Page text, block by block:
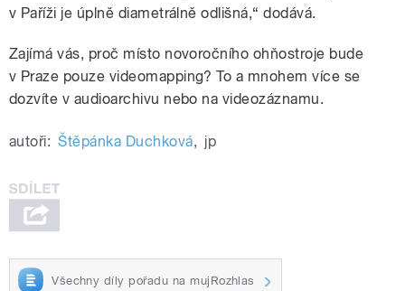
v Paříži je úplně diametrálně odlišná,“ dodává.
Zajímá vás, proč místo novoročního ohňostroje bude
v Praze pouze videomapping? To a mnohem více se
dozvíte v audioarchivu nebo na videozáznamu.
autoři: Štěpánka Duchková, jp
Všechny díly pořadu na mujRozhlas